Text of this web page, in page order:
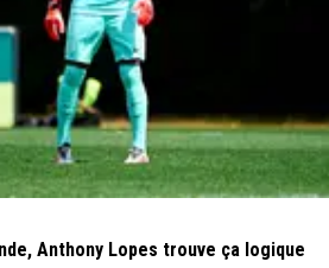
Anthony Lopes trouve ça logique